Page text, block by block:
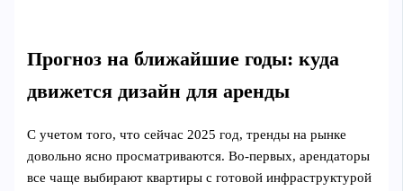
Прогноз на ближайшие годы: куда
движется дизайн для аренды
С учетом того, что сейчас 2025 год, тренды на рынке
довольно ясно просматриваются. Во‑первых, арендаторы
все чаще выбирают квартиры с готовой инфраструктурой